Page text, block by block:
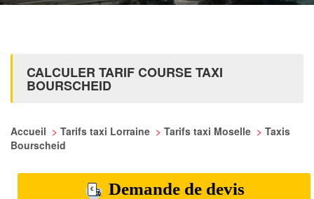
CALCULER TARIF COURSE TAXI
BOURSCHEID
Accueil > Tarifs taxi Lorraine > Tarifs taxi Moselle > Taxis
Bourscheid
Demande de devis